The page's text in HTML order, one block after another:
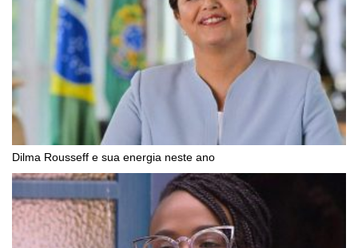
Dilma Rousseff e sua energia neste ano